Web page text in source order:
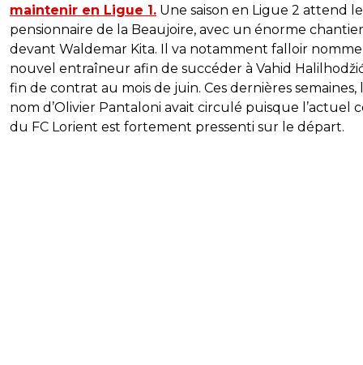
maintenir en Ligue 1. Une saison en Ligue 2 attend le
pensionnaire de la Beaujoire, avec un énorme chantier
devant Waldemar Kita. Il va notamment falloir
nouvel entraîneur afin de succéder à Vahid
fin de contrat au mois de juin. Ces dernières semaines,
nom d’Olivier Pantaloni avait circulé puisque l’actuel
du FC Lorient est fortement pressenti sur le départ.